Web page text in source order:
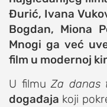
konkursi
fakulteti
studentski
zdravlje
it
kolumna
Đurić, Ivana
Bogdan, Miona
Mnogi ga već
film u modernoj
U filmuZa danas
događaja koji